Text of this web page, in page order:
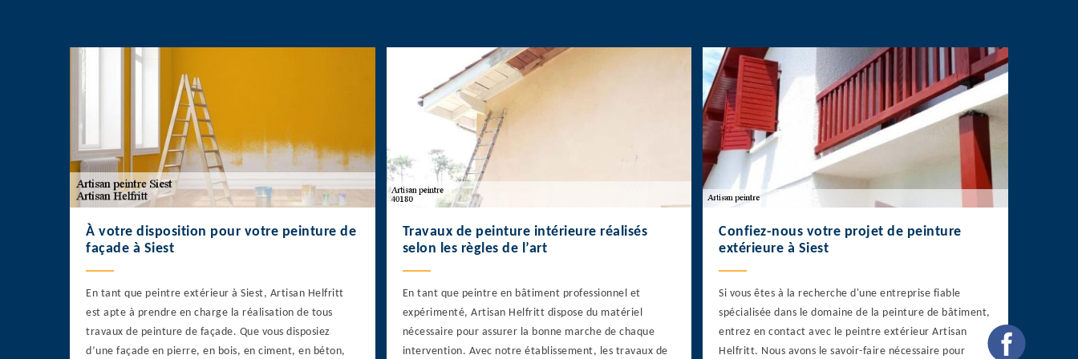
À votre disposition pour votre peinture de
façade à Siest
En tant que peintre extérieur à Siest, Artisan Helfritt
est apte à prendre en charge la réalisation de tous
travaux de peinture de façade. Que vous disposiez
d’une façade en pierre, en bois, en ciment, en béton,
Travaux de peinture intérieure réalisés
selon les règles de l’art
En tant que peintre en bâtiment professionnel et
expérimenté, Artisan Helfritt dispose du matériel
nécessaire pour assurer la bonne marche de chaque
intervention. Avec notre établissement, les travaux de
Confiez-nous votre projet de peinture
extérieure à Siest
Si vous êtes à la recherche d'une entreprise fiable
spécialisée dans le domaine de la peinture de bâtiment,
entrez en contact avec le peintre extérieur Artisan
Helfritt. Nous avons le savoir-faire nécessaire pour